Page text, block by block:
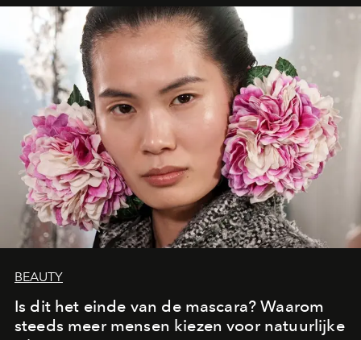
moment van verwondering.
BEAUTY
Is dit het einde van de mascara? Waarom
steeds meer mensen kiezen voor natuurlijke